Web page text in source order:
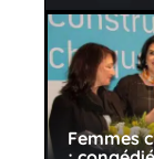
Femmes